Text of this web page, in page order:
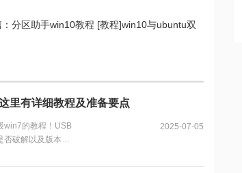
分区助手win10教程 [教程]win10与ubuntu双
里有详细教程及准备要点
win7的教程！USB
否破解以及版本
2025-07-05